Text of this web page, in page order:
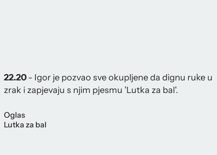
22.20- Igor je pozvao sve okupljene da dignu ruke u
zrak i zapjevaju s njim pjesmu 'Lutka za bal'.
Oglas
Lutka za bal